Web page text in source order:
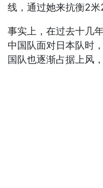
线，通过她来抗衡2米
事实上，在过去十几
中国队面对日本队时
国队也逐渐占据上风